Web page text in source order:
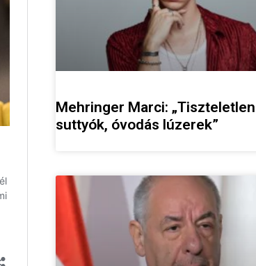
Mehringer Marci: „Tiszteletlen
suttyók, óvodás lúzerek”